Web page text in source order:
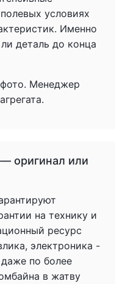
условиях
Именно
деталь до конца
Менеджер
оригинал или
на технику и
ресурс
электроника -
по более
в жатву